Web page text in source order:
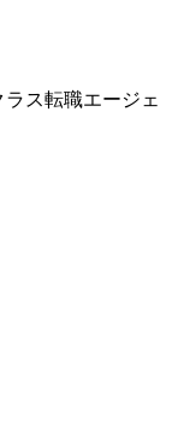
ラス転職エージェ